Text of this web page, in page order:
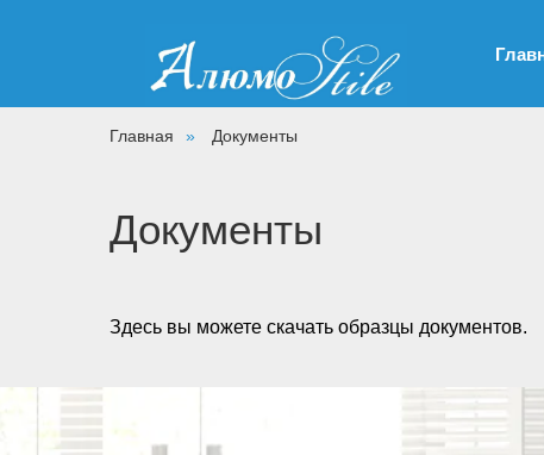
Главная » Документы
Документы
Здесь вы можете скачать образцы документов.